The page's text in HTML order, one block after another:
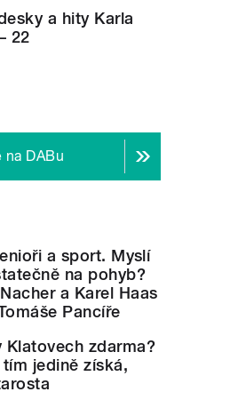
a hity Karla
22
na DABu
a sport. Myslí
na pohyb?
a Karel Haas
Pancíře
Klatovech zdarma?
jedině získá,